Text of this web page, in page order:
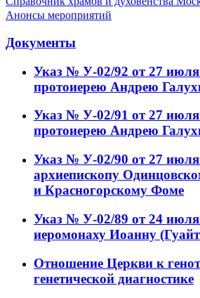
Анонсы мероприятий
Документы
Указ № У-02/92 от 27 июля
протоиерею Андрею
Указ № У-02/91 от 27 июля
протоиерею Андрею
Указ № У-02/90 от 27 июля
архиепископу
и Красногорскому Фоме
Указ № У-02/89 от 24 июля
иеромонаху Иоанну
Отношение Церкви к
генетической диагностике